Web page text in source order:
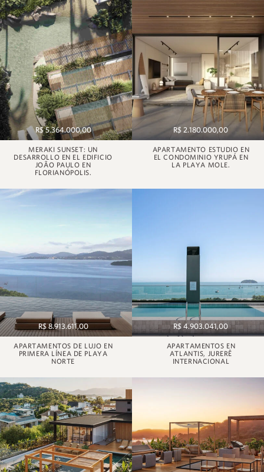
R$ 5.364.000,00
MERAKI SUNSET: UN
DESARROLLO EN EL EDIFICIO
JOÃO PAULO EN
FLORIANÓPOLIS.
R$ 2.180.000,00
APARTAMENTO ESTUDIO EN
EL CONDOMINIO YRUPÁ EN
LA PLAYA MOLE.
R$ 8.913.611,00
APARTAMENTOS DE LUJO EN
PRIMERA LÍNEA DE PLAYA
NORTE
R$ 4.903.041,00
APARTAMENTOS EN
ATLANTIS, JURERÊ
INTERNACIONAL